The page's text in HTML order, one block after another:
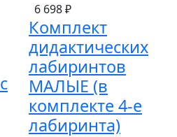
6 698 ₽
Комплект
дидактических
лабиринтов
МАЛЫЕ (в
комплекте 4-е
лабиринта)